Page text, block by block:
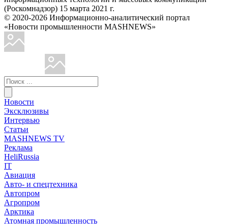
(Роскомнадзор) 15 марта 2021 г.
© 2020-2026 Информационно-аналитический портал
«Новости промышленности MASHNEWS»
Новости
Эксклюзивы
Интервью
Статьи
MASHNEWS TV
Реклама
HeliRussia
IT
Авиация
Авто- и спецтехника
Автопром
Агропром
Арктика
Атомная промышленность